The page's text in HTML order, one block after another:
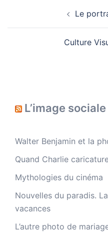
Le
Culture
L’image sociale
Walter Benjamin et la
Quand Charlie
Mythologies du cinéma
Nouvelles du paradis.
vacances
L’autre photo de